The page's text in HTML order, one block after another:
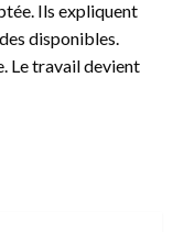
Ils expliquent
disponibles.
Le travail devient